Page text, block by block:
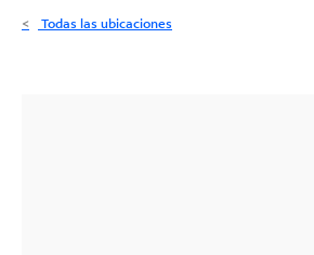
Todas las ubicaciones